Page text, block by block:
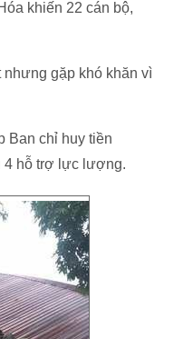
khiến 22 cán bộ,
gặp khó khăn vì
Ban chỉ huy tiền
4 hỗ trợ lực lượng.